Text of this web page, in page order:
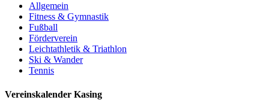
Allgemein
Fitness & Gymnastik
Fußball
Förderverein
Leichtathletik & Triathlon
Ski & Wander
Tennis
Vereinskalender Kasing